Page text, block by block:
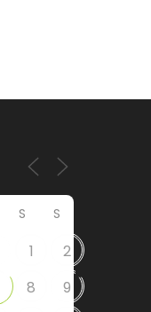
S S
1
2
8
9